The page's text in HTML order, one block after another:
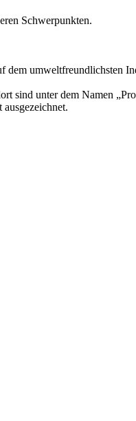
Schwerpunkten.
umweltfreundlichsten
sind unter dem Namen